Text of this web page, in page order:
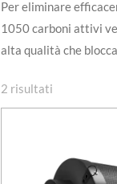
Per eliminare
1050 carboni attivi
alta qualità che
2 risultati